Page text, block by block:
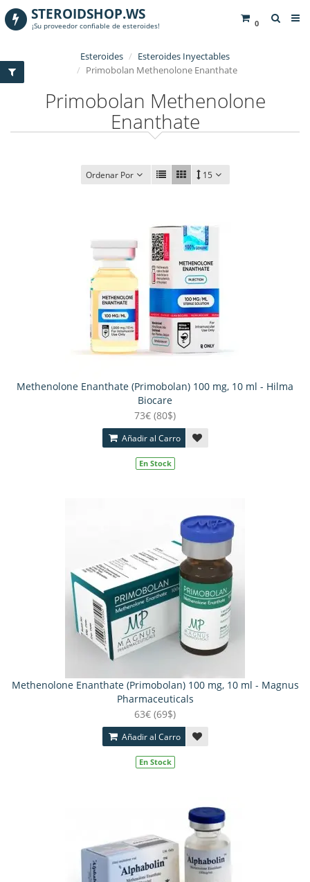
0
STEROIDSHOP.WS
¡Su proveedor confiable de esteroides!
Esteroides
Esteroides Inyectables
Primobolan Methenolone Enanthate
Primobolan Methenolone
Enanthate
Ordenar Por 15
Methenolone Enanthate (Primobolan) 100 mg, 10 ml - Hilma
Biocare
73€ (80$)
Añadir al Carro
En Stock
Methenolone Enanthate (Primobolan) 100 mg, 10 ml - Magnus
Pharmaceuticals
63€ (69$)
Añadir al Carro
En Stock